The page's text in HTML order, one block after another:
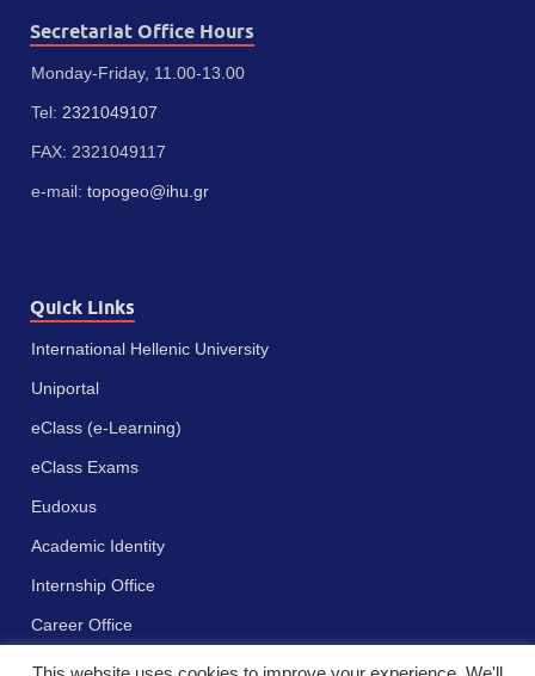
Secretariat Office Hours
Monday-Friday, 11.00-13.00
Tel: 2321049107
FAX: 2321049117
e-mail: topogeo@ihu.gr
Quick Links
International Hellenic University
Uniportal
eClass (e-Learning)
eClass Exams
Eudoxus
Academic Identity
Internship Office
Career Office